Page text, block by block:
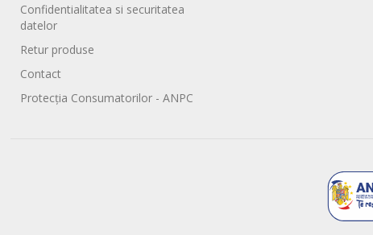
Confidentialitatea si securitatea
datelor
Retur produse
Contact
Protecția Consumatorilor - ANPC